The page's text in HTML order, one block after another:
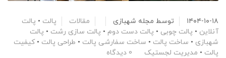
۱۴۰۴-۱۰-۱۸ توسط مجله شهبازی مقالات پالت • پالت
آنلاین • پالت چوبی • پالت دست دوم • پالت سازی رشت • پالت
شهبازی • ساخت پالت • ساخت سفارشی پالت • طراحی پالت •کیفیت
پالت • مدیریت لجستیک 0 دیدگاه